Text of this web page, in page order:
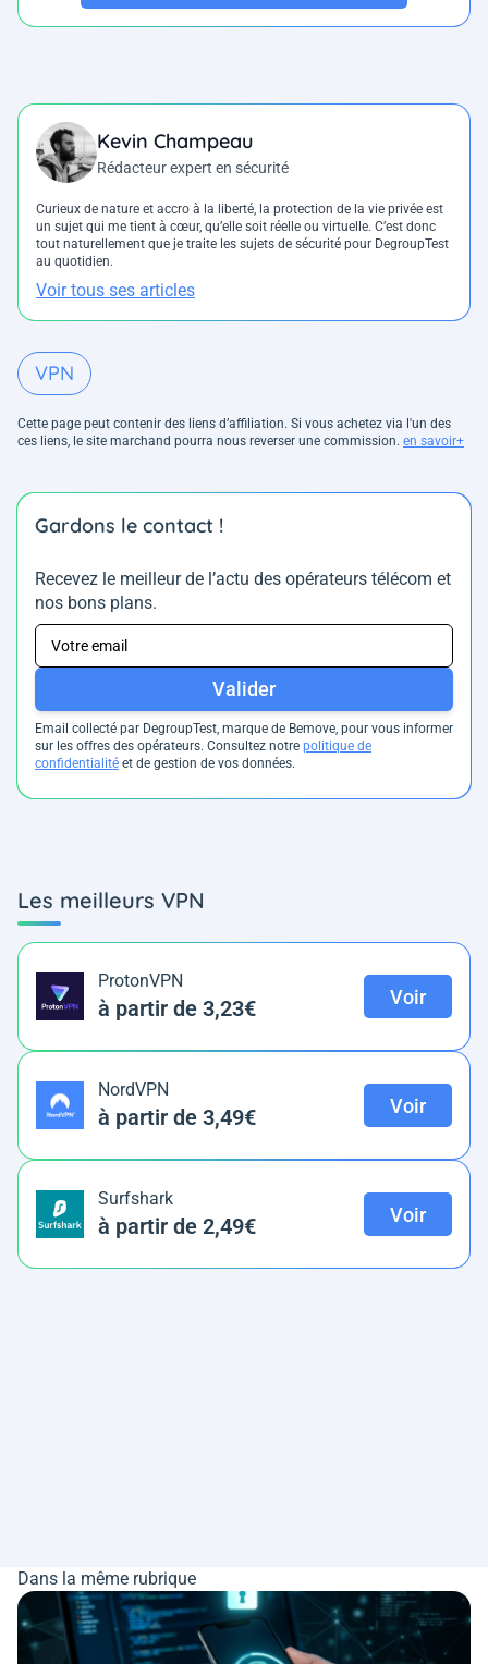
Kevin Champeau
Rédacteur expert en sécurité
Curieux de nature et accro à la liberté, la protection de la vie privée est
un sujet qui me tient à cœur, qu’elle soit réelle ou virtuelle. C’est donc
tout naturellement que je traite les sujets de sécurité pour DegroupTest
au quotidien.
Voir tous ses articles
VPN
Cette page peut contenir des liens d’affiliation. Si vous achetez via l'un des
ces liens, le site marchand pourra nous reverser une commission. en savoir+
Gardons le contact !
Recevez le meilleur de l’actu des opérateurs télécom et
nos bons plans.
Valider
Email collecté par DegroupTest, marque de Bemove, pour vous informer
sur les offres des opérateurs. Consultez notre politique de
confidentialité et de gestion de vos données.
Les meilleurs VPN
ProtonVPN
à partir de 3,23€ Voir
NordVPN
à partir de 3,49€ Voir
Surfshark
à partir de 2,49€ Voir
Dans la même rubrique